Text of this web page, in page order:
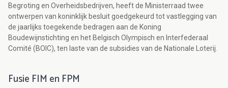
Begroting en Overheidsbedrijven, heeft de Ministerraad twee
ontwerpen van koninklijk besluit goedgekeurd tot vastlegging van
de jaarlijks toegekende bedragen aan de Koning
Boudewijnstichting en het Belgisch Olympisch en Interfederaal
Comité (BOIC), ten laste van de subsidies van de Nationale Loterij.
Fusie FIM en FPM